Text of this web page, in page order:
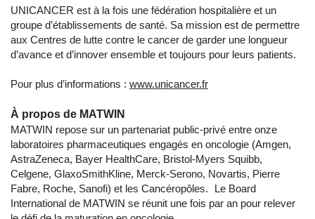
UNICANCER est à la fois une fédération hospitalière et un
groupe d’établissements de santé. Sa mission est de permettre
aux Centres de lutte contre le cancer de garder une longueur
d’avance et d’innover ensemble et toujours pour leurs patients.
Pour plus d’informations : www.unicancer.fr
À propos de MATWIN
MATWIN repose sur un partenariat public-privé entre onze
laboratoires pharmaceutiques engagés en oncologie (Amgen,
AstraZeneca, Bayer HealthCare, Bristol-Myers Squibb,
Celgene, GlaxoSmithKline, Merck-Serono, Novartis, Pierre
Fabre, Roche, Sanofi) et les Cancéropôles. Le Board
International de MATWIN se réunit une fois par an pour relever